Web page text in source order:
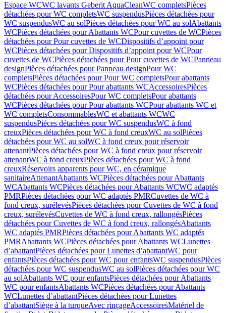
Espace WCWC lavants Geberit AquaCleanWC completsPièces
détachées pour WC completsWC suspendusPièces détachées pour
WC suspendusWC au solPièces détachées pour WC au solAbattants
WCPièces détachées pour Abattants WCPour cuvettes de WCPièces
détachées pour Pour cuvettes de WCDispositifs d’appoint pour
WCPièces détachées pour Dispositifs d’appoint pour WCPour
cuvettes de WCPièces détachées pour Pour cuvettes de WCPanneau
designPièces détachées pour Panneau designPour WC
completsPièces détachées pour Pour WC completsPour abattants
WCPièces détachées pour Pour abattants WCAccessoiresPièces
détachées pour AccessoiresPour WC completsPour abattants
WCPièces détachées pour Pour abattants WCPour abattants WC et
WC completsConsommablesWC et abattants WCWC
suspendusPièces détachées pour WC suspendusWC à fond
creuxPièces détachées pour WC à fond creuxWC au solPièces
détachées pour WC au solWC à fond creux pour réservoir
attenantPièces détachées pour WC à fond creux pour réservoir
attenantWC à fond creuxPièces détachées pour WC à fond
creuxRéservoirs apparents pour WC, en céramique
sanitaireAttenantAbattants WCPièces détachées pour Abattants
WCAbattants WCPièces détachées pour Abattants WCWC adaptés
PMRPièces détachées pour WC adaptés PMRCuvettes de WC à
fond creux, surélevésPièces détachées pour Cuvettes de WC à fond
creux, surélevésCuvettes de WC à fond creux, rallongésPièces
détachées pour Cuvettes de WC à fond creux, rallongésAbattants
WC adaptés PMRPièces détachées pour Abattants WC adaptés
PMRAbattants WCPièces détachées pour Abattants WCLunettes
d’abattantPièces détachées pour Lunettes d’abattantWC pour
enfantsPièces détachées pour WC pour enfantsWC suspendusPièces
détachées pour WC suspendusWC au solPièces détachées pour WC
au solAbattants WC pour enfantsPièces détachées pour Abattants
WC pour enfantsAbattants WCPièces détachées pour Abattants
WCLunettes d’abattantPièces détachées pour Lunettes
d’abattantSiège à la turqueAvec rinçageAccessoiresMatériel de